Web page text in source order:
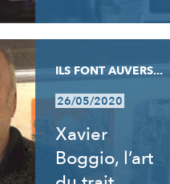
ILS FONT AUVERS...
26/05/2020
Xavier
Boggio, l’art